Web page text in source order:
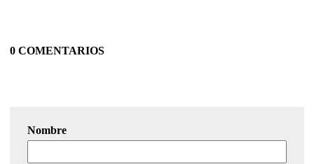
0 COMENTARIOS
Nombre